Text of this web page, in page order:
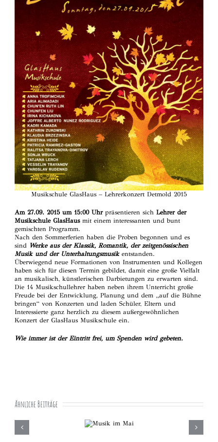
Musikschule GlasHaus – Lehrerkonzert Detmold 2015
Am 27.09. 2015 um 15:00 Uhrpräsentieren sich Lehrer der
Musikschule GlasHausmit einem interessanten und bunt
gemischten Programm.
Nach den Sommerferien haben die Proben begonnen und es
sind Werke aus der Klassik, Romantik, der zeitgenössischen
Musik und der Unterhaltungsmusikentstanden.
Überwiegend neue Formationen von Instrumenten und Kollegen
haben sich für diesen Termin gebildet, damit eine große Vielfalt
an musikalisch, künstlerischen Darbietungen zu erwarten sind.
Die 14 Musikschullehrer haben neben ihrem Unterricht große
Freude bei der Entwicklung, Planung und dem „auf die Bühne
bringen“ von Konzerten und laden Schüler, Eltern und
Interessierte ganz herzlich zu diesem außergewöhnlichen
Konzert der GlasHaus Musikschule ein.
Wie immer ist der Eintritt frei, um Spenden wird gebeten.
Ähnliche Beiträge
Neue